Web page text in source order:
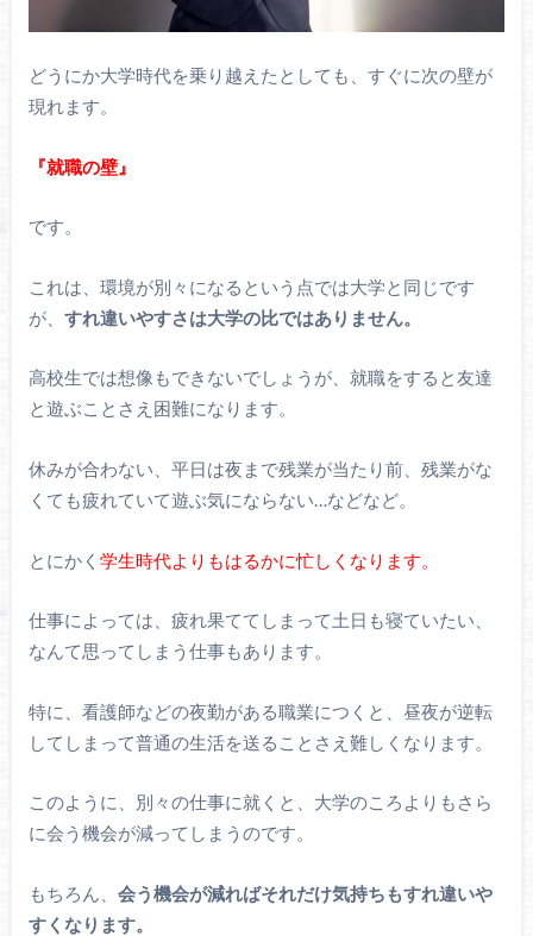
どうにか大学時代を乗り越えたとしても、すぐに次の壁が
現れます。
『就職の壁』
です。
これは、環境が別々になるという点では大学と同じです
が、 すれ違いやすさは大学の比ではありません。
高校生では想像もできないでしょうが、就職をすると友達
と遊ぶことさえ困難になります。
休みが合わない、平日は夜まで残業が当たり前、残業がな
くても疲れていて遊ぶ気にならない…などなど。
とにかく 学生時代よりもはるかに忙しくなります。
仕事によっては、疲れ果ててしまって土日も寝ていたい、
なんて思ってしまう仕事もあります。
特に、看護師などの夜勤がある職業につくと、昼夜が逆転
してしまって普通の生活を送ることさえ難しくなります。
このように、別々の仕事に就くと、大学のころよりもさら
に会う機会が減ってしまうのです。
もちろん、 会う機会が減ればそれだけ気持ちもすれ違いや
すくなります。